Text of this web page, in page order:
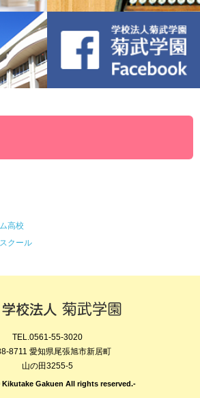
高校
クール
TEL.0561-55-3020
8711 愛知県尾張旭市新居町
山の田3255-5
Gakuen All rights reserved.-